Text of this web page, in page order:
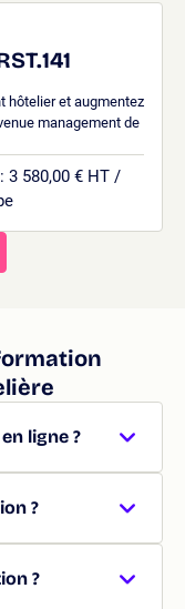
hôtelier et augmentez
management de
: 3 580,00 € HT /
ligne ?
?
?